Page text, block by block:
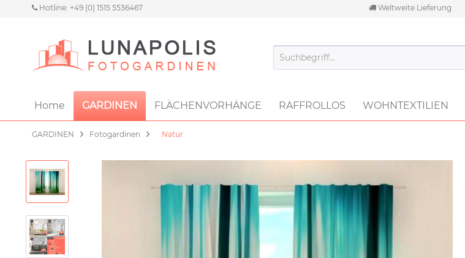
Hotline: +49 (0) 1515 5536467 Weltweite Lieferung
Home GARDINEN FLÄCHENVORHÄNGE RAFFROLLOS WOHNTEXTILIEN
GARDINEN Fotogardinen Natur